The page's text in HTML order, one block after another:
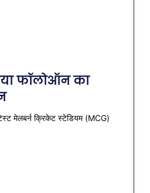
फॉलोऑन का
मेलबर्न क्रिकेट स्टेडियम (MCG)